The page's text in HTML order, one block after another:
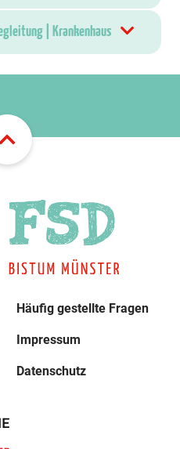
| Krankenhaus
Häufig gestellte Fragen
Impressum
Datenschutz